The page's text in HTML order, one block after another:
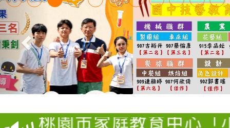
轉知：桃園市115年度
敬師藝文競賽』實施計
【甄選結果(第11招)】
學年度第1學期第7次代
結果(第11招)
【甄選結果(第3招)】
學年度第1學期第9次代
桃園市家庭教育中心「